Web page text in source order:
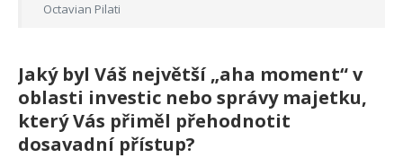
Octavian Pilati
Jaký byl Váš největší „aha moment“ v
oblasti investic nebo správy majetku,
který Vás přiměl přehodnotit
dosavadní přístup?